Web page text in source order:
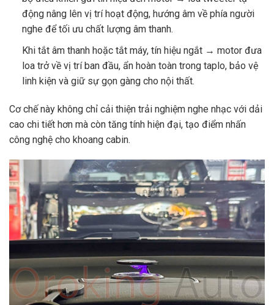
động nâng lên vị trí hoạt động, hướng âm về phía người
nghe để tối ưu chất lượng âm thanh.
Khi tắt âm thanh hoặc tắt máy, tín hiệu ngắt → motor đưa
loa trở về vị trí ban đầu, ẩn hoàn toàn trong taplo, bảo vệ
linh kiện và giữ sự gọn gàng cho nội thất.
Cơ chế này không chỉ cải thiện trải nghiệm nghe nhạc với dải
cao chi tiết hơn mà còn tăng tính hiện đại, tạo điểm nhấn
công nghệ cho khoang cabin.